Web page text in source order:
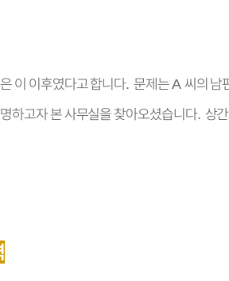
이 이후였다고 합니다.문제는A 씨의 남
하고자 본 사무실을 찾아오셨습니다. 상